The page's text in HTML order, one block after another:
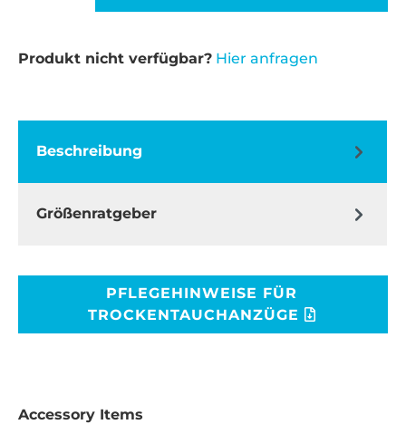
Produkt nicht verfügbar? Hier anfragen
Beschreibung
Größenratgeber
PFLEGEHINWEISE FÜR
TROCKENTAUCHANZÜGE
Accessory Items